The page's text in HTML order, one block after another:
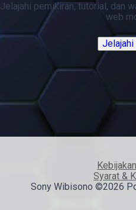
Jelajahi pemikiran, tutorial, dan
web
Syarat &
Sony Wibisono ©2026